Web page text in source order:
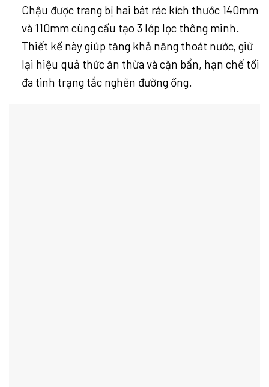
Chậu được trang bị hai bát rác kích thước 140mm
và 110mm cùng cấu tạo 3 lớp lọc thông minh.
Thiết kế này giúp tăng khả năng thoát nước, giữ
lại hiệu quả thức ăn thừa và cặn bẩn, hạn chế tối
đa tình trạng tắc nghẽn đường ống.